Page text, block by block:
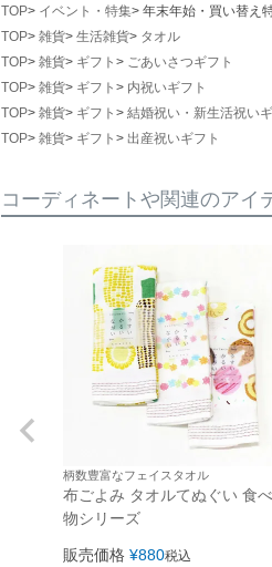
TOP
イベント・特集 年末年始・買い替え
TOP
雑貨 生活雑貨
タオル
TOP
雑貨 ギフト
ごあいさつギフト
TOP
雑貨 ギフト
内祝いギフト
TOP
雑貨 ギフト
結婚祝い・新生活祝い
TOP
雑貨 ギフト 出産祝いギフト
コーディネートや関連のアイ
柄数豊富なフェイスタオル
布ごよみ タオルてぬぐい 食べ
物シリーズ
販売価格 ¥880税込